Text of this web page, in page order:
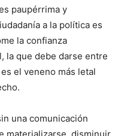
paupérrima y
a la política es
la confianza
la que debe darse entre
el veneno más letal
una comunicación